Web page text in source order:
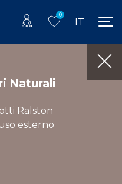
0
IT
Naturali
Ralston
esterno